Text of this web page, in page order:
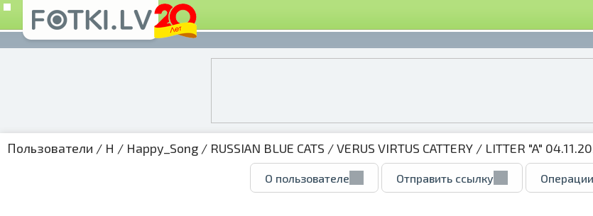
Пользователи / H / Happy_Song / RUSSIAN BLUE CATS /VERUS VIRTUS CATTERY / LITTER "A"
О пользователе Отправить ссылку